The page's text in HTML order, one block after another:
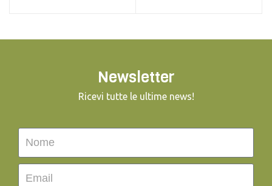
Newsletter
Ricevi tutte le ultime news!